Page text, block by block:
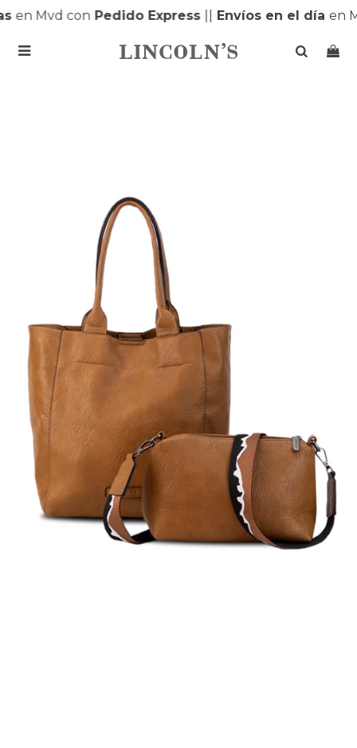
en Mvd conPedido Express||Envíos en el díaen
